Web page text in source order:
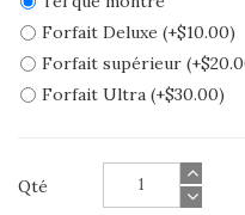
Forfait Deluxe (+$10.00)
Forfait supérieur
Forfait Ultra (+$30.00)
Qté